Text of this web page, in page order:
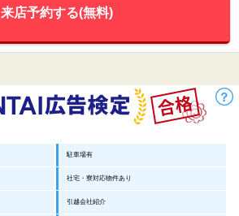
来店予約する(無料)
駐車場有
社宅・寮対応物件あり
引越会社紹介